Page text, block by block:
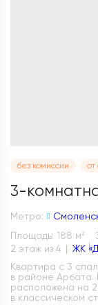
без комиссии от
3-
Метро:
Площадь: 188 м 2
2 этаж из 4
ЖК
Квартира с 3
в районе Арбата.
расположена на
в классическом